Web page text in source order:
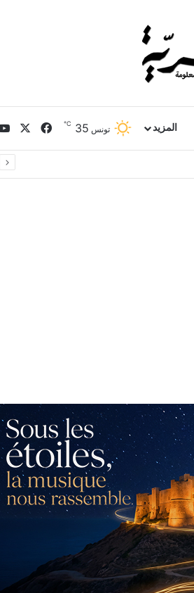
المزيد تونس 35
℃ فيسبوك